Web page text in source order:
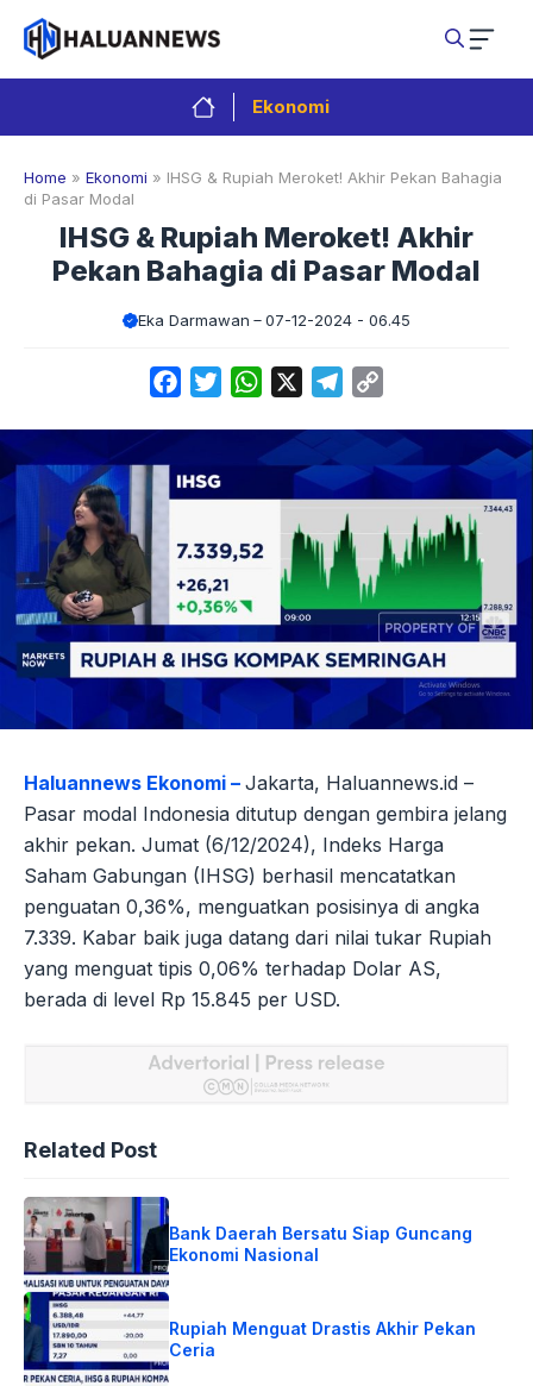
Langsung
isi
Ekonomi
Home » Ekonomi » IHSG & Rupiah Meroket! Akhir Pekan Bahagia
di Pasar Modal
IHSG & Rupiah Meroket! Akhir
Pekan Bahagia di Pasar Modal
Eka Darmawan 07-12-2024 - 06.45
FacebookTwitterWhatsApp Telegram
Haluannews Ekonomi – Jakarta, Haluannews.id –
Pasar modal Indonesia ditutup dengan gembira jelang
akhir pekan. Jumat (6/12/2024), Indeks Harga
Saham Gabungan (IHSG) berhasil mencatatkan
penguatan 0,36%, menguatkan posisinya di angka
7.339. Kabar baik juga datang dari nilai tukar Rupiah
yang menguat tipis 0,06% terhadap Dolar AS,
berada di level Rp 15.845 per USD.
Related Post
Bank Daerah Bersatu Siap Guncang
Ekonomi Nasional
Rupiah Menguat Drastis Akhir Pekan
Ceria